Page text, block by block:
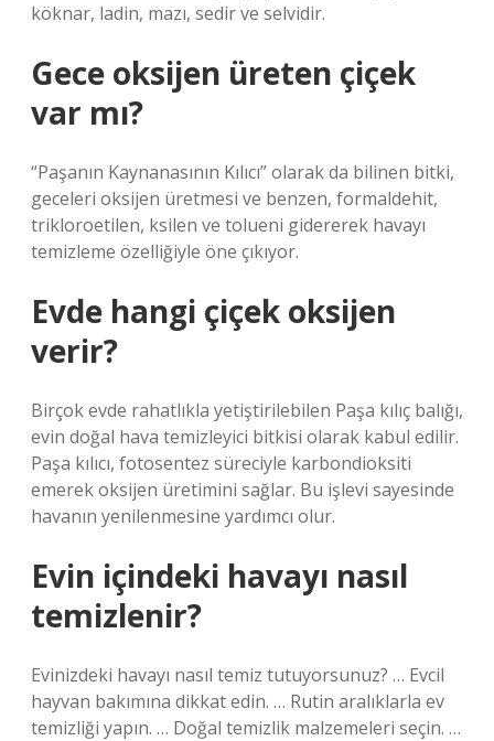
köknar, ladin, mazı, sedir ve selvidir.
Gece oksijen üreten çiçek
var mı?
“Paşanın Kaynanasının Kılıcı” olarak da bilinen bitki,
geceleri oksijen üretmesi ve benzen, formaldehit,
trikloroetilen, ksilen ve tolueni gidererek havayı
temizleme özelliğiyle öne çıkıyor.
Evde hangi çiçek oksijen
verir?
Birçok evde rahatlıkla yetiştirilebilen Paşa kılıç balığı,
evin doğal hava temizleyici bitkisi olarak kabul edilir.
Paşa kılıcı, fotosentez süreciyle karbondioksiti
emerek oksijen üretimini sağlar. Bu işlevi sayesinde
havanın yenilenmesine yardımcı olur.
Evin içindeki havayı nasıl
temizlenir?
Evinizdeki havayı nasıl temiz tutuyorsunuz? … Evcil
hayvan bakımına dikkat edin. … Rutin aralıklarla ev
temizliği yapın. … Doğal temizlik malzemeleri seçin. …